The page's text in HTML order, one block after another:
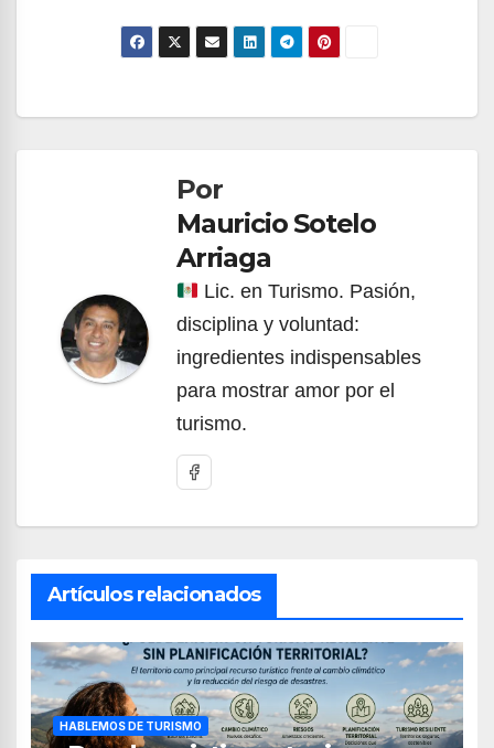
Navegación
entradasPor
Mauricio Sotelo
Arriaga
Lic. en Turismo. Pasión,
disciplina y voluntad:
ingredientes indispensables
para mostrar amor por el
turismo.
Artículos relacionados
HABLEMOS DE TURISMO